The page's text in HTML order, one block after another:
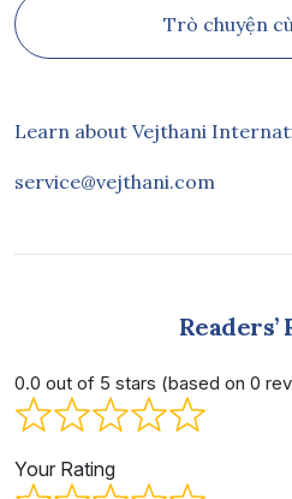
Trò chuyện
Learn about Vejthani
service@vejthani.com
Readers’
0.0 out of 5 stars (based on 0
Your Rating